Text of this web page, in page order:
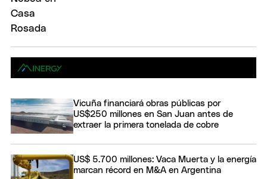
Vicuña financiará obras públicas por
US$250 millones en San Juan antes de
extraer la primera tonelada de cobre
US$ 5.700 millones: Vaca Muerta y la energía
marcan récord en M&A en Argentina